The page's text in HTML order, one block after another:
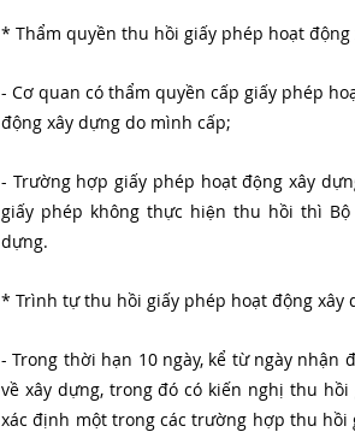
* Thẩm quyền thu hồi giấy phép hoạt động
- Cơ quan có thẩm quyền cấp giấy phép
động xây dựng do mình cấp;
- Trường hợp giấy phép hoạt động xây
giấy phép không thực hiện thu hồi thì
dựng.
* Trình tự thu hồi giấy phép hoạt động xây
- Trong thời hạn 10 ngày, kể từ ngày
về xây dựng, trong đó có kiến nghị thu
xác định một trong các trường hợp thu